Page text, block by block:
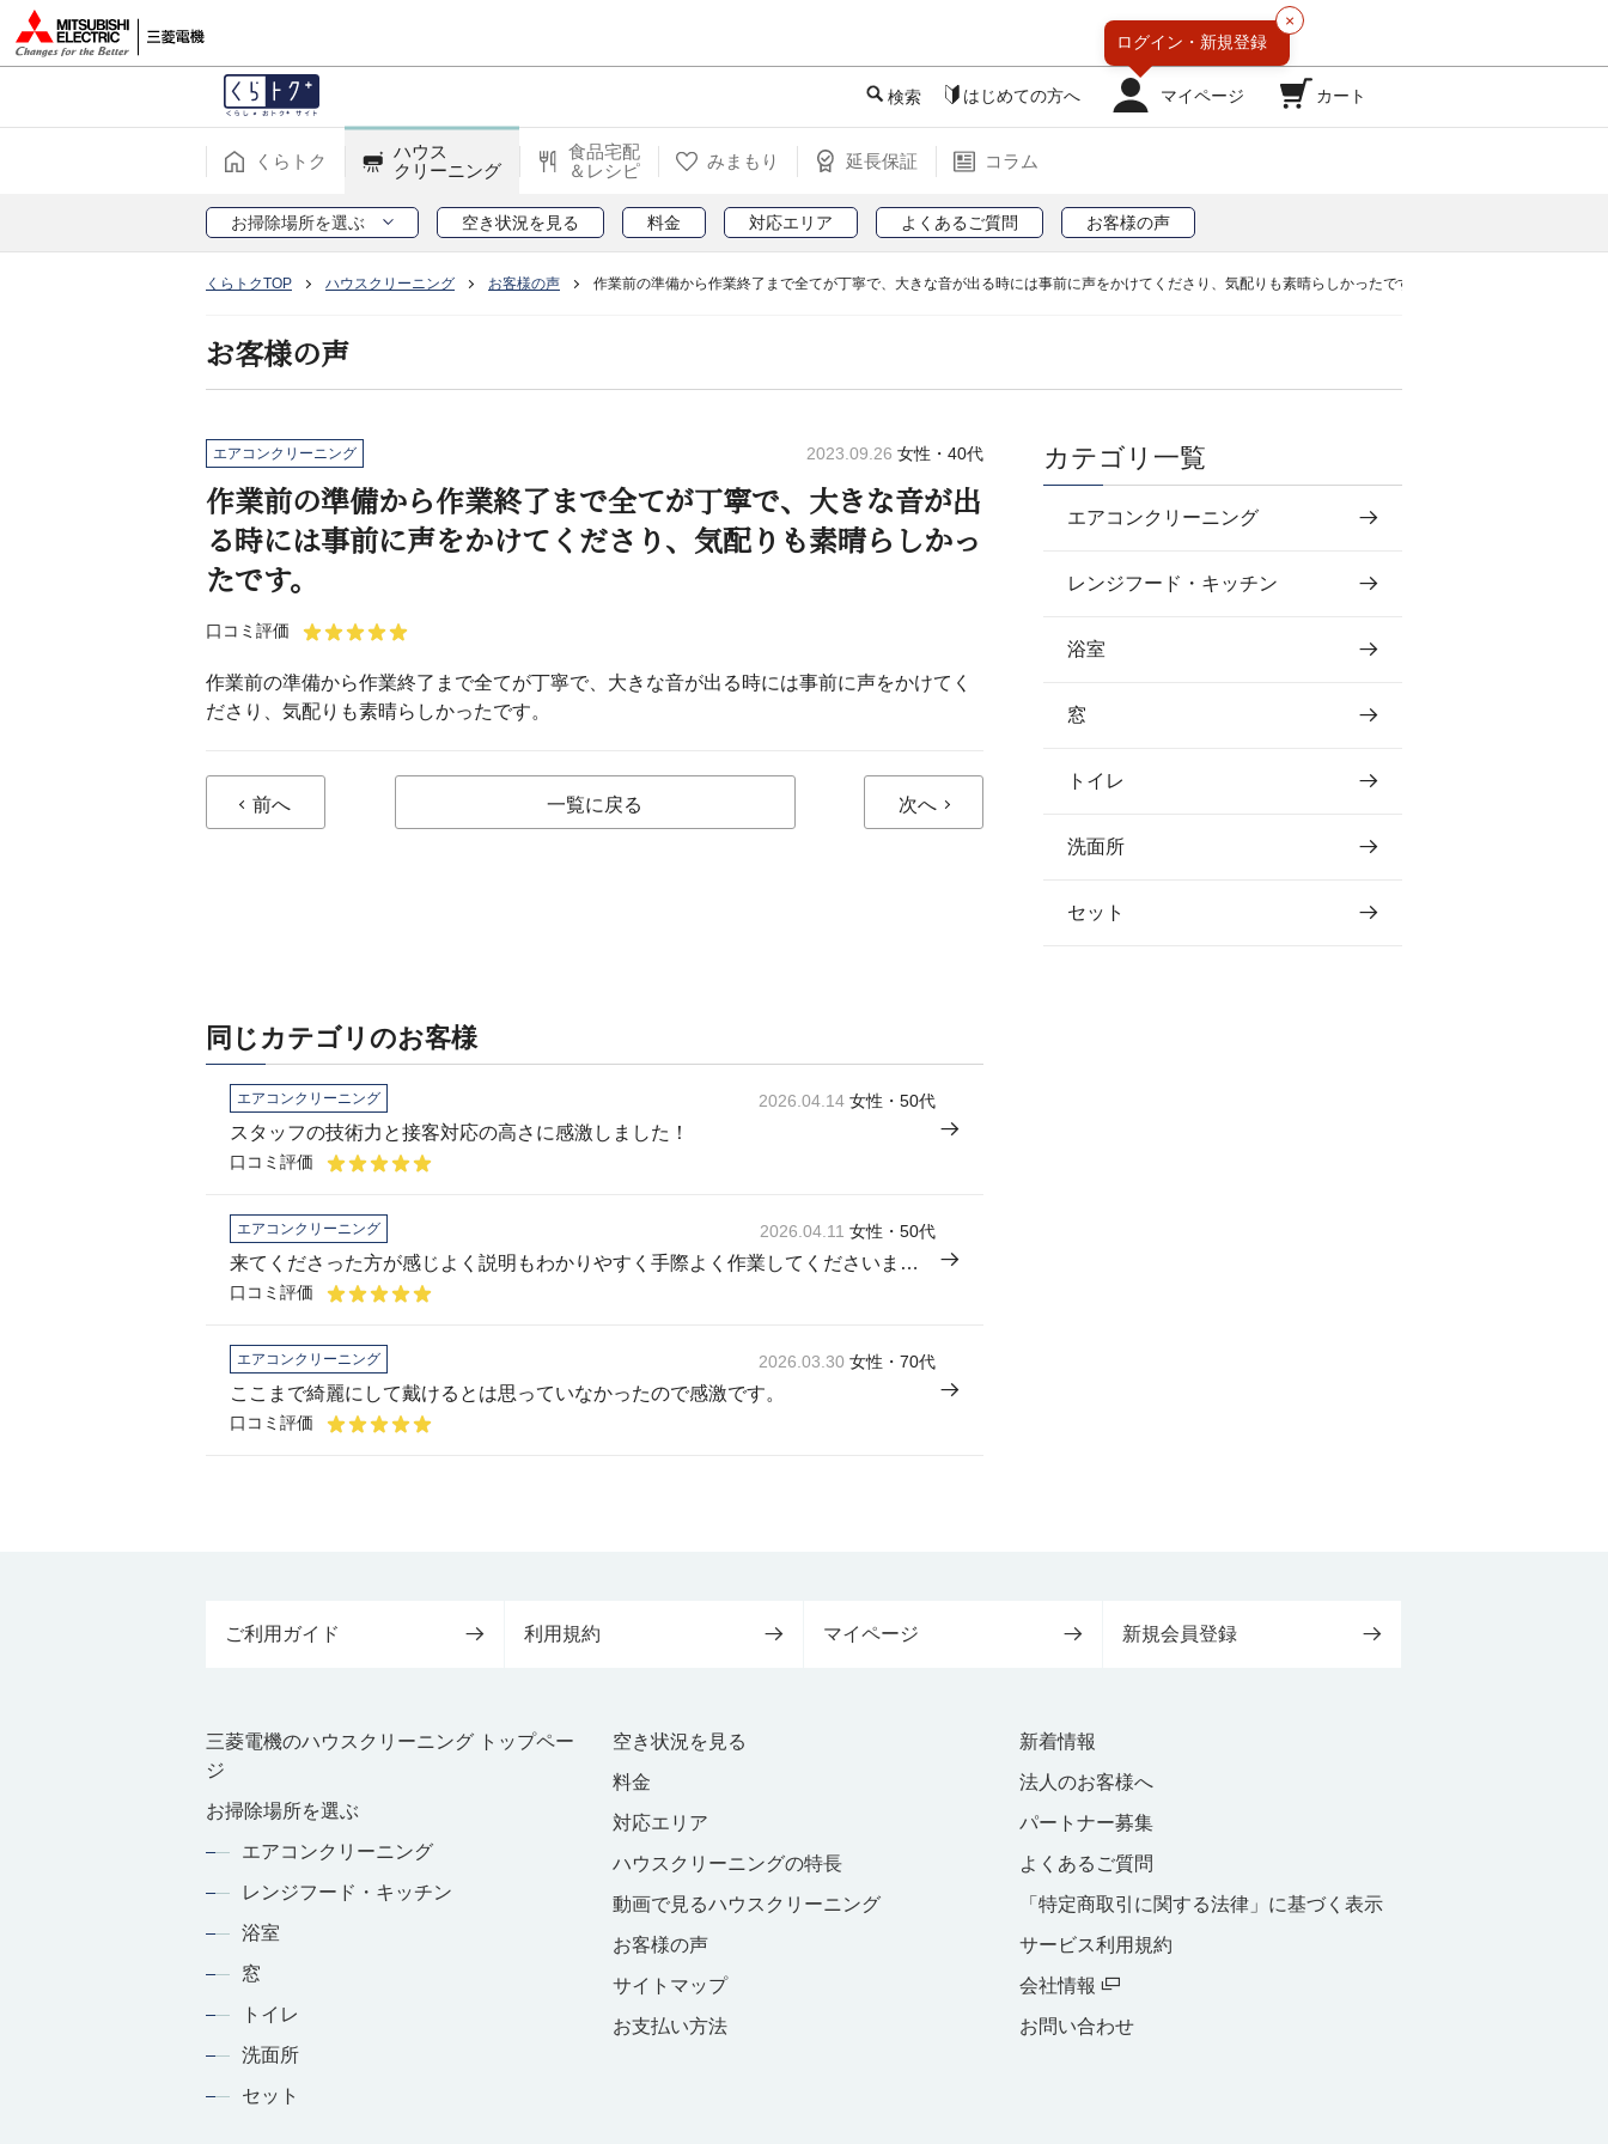
検索 はじめての方へ マイページ
×
ログイン・ 新規登録
カート
くらトク
ハウス
クリーニング
食品宅配
＆レシピ
みまもり 延長保証 コラム
お掃除場所を選ぶ 空き状況を見る 料金 対応エリア よくあるご質問 お客様の声
くらトクTOP ハウスクリーニング お客様の声 作業前の準備から作業終了まで全てが丁寧で、大きな音が出る時には事前に声をかけてくださり、気配りも素晴らしかったです。
お客様の声
エアコンクリーニング 2023.09.26 女性・40代
作業前の準備から作業終了まで全てが丁寧で、大きな音が出
る時には事前に声をかけてくださり、気配りも素晴らしかっ
たです。
口コミ評価
作業前の準備から作業終了まで全てが丁寧で、大きな音が出る時には事前に声をかけてく
ださり、気配りも素晴らしかったです。
前へ 一覧に戻る 次へ
カテゴリ一覧
エアコンクリーニング
レンジフード・キッチン
浴室
窓
トイレ
洗面所
セット
同じカテゴリのお客様
エアコンクリーニング 2026.04.14 女性・50代
スタッフの技術力と接客対応の高さに感激しました！
口コミ評価
エアコンクリーニング 2026.04.11 女性・50代
来てくださった方が感じよく説明もわかりやすく手際よく作業してくださいました。
口コミ評価
エアコンクリーニング 2026.03.30 女性・70代
ここまで綺麗にして戴けるとは思っていなかったので感激です。
口コミ評価
ご利用ガイド 利用規約 マイページ 新規会員登録
三菱電機のハウスクリーニング トップペー
ジ
お掃除場所を選ぶ
エアコンクリーニング
レンジフード・キッチン
浴室
窓
トイレ
洗面所
セット
空き状況を見る
料金
対応エリア
ハウスクリーニングの特長
動画で見るハウスクリーニング
お客様の声
サイトマップ
お支払い方法
新着情報
法人のお客様へ
パートナー募集
よくあるご質問
「特定商取引に関する法律」に基づく表示
サービス利用規約
会社情報
お問い合わせ